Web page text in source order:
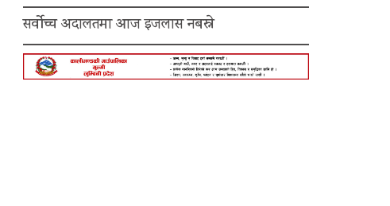
सर्वोच्च अदालतमा आज इजलास नबस्ने